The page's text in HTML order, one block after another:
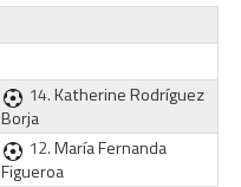
14.Katherine Rodríguez
Borja
12.María Fernanda
Figueroa